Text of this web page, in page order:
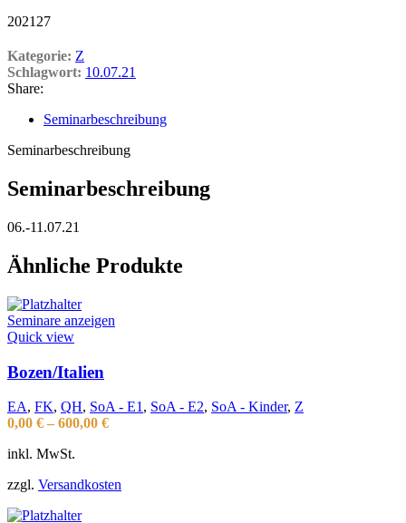
202127
Kategorie: Z
Schlagwort: 10.07.21
Share:
Seminarbeschreibung
Seminarbeschreibung
Seminarbeschreibung
06.-11.07.21
Ähnliche Produkte
Seminare anzeigen
Quick view
Bozen/Italien
EA, FK, QH, SoA - E1, SoA - E2, SoA - Kinder, Z
0,00 € – 600,00 €
inkl. MwSt.
zzgl. Versandkosten